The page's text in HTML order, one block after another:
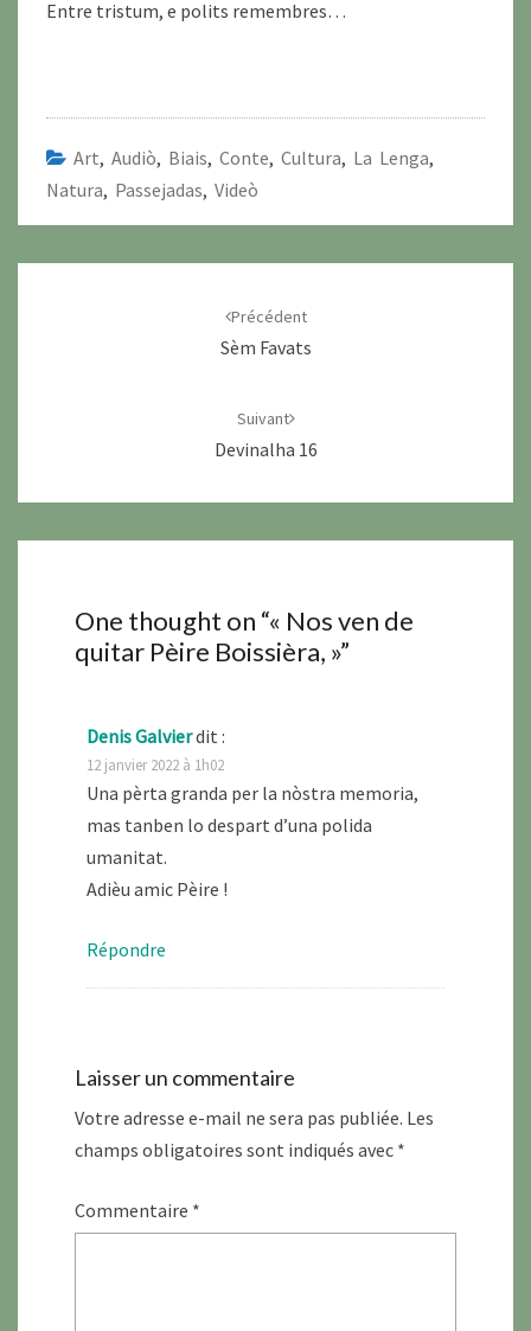
Entre tristum, e polits remembres…
Art, Audiò, Biais, Conte, Cultura, La Lenga,
Natura, Passejadas, Videò
Précédent
Sèm Favats
Suivant
Devinalha 16
One thought on “« Nos ven de
quitar Pèire Boissièra, »”
Denis Galvierdit :
12 janvier 2022 à 1h02
Una pèrta granda per la nòstra memoria,
mas tanben lo despart d’una polida
umanitat.
Adièu amic Pèire !
Répondre
Laisser un commentaire
Votre adresse e-mail ne sera pas publiée. Les
champs obligatoires sont indiqués avec *
Commentaire *